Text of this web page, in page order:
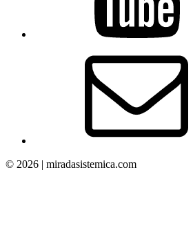
© 2026 | miradasistemica.com